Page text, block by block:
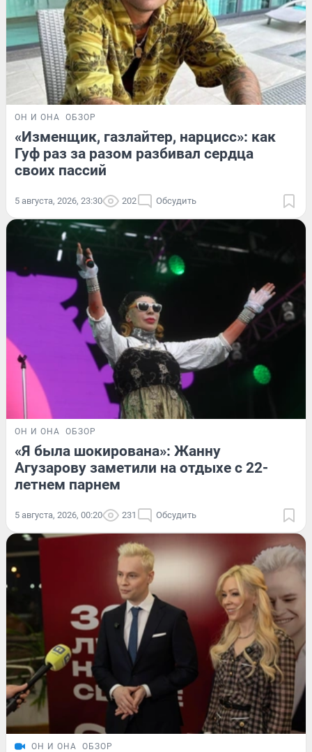
ОН И ОНА ОБЗОР
«Изменщик, газлайтер, нарцисс»: как
Гуф раз за разом разбивал сердца
своих пассий
5 августа, 2026, 23:30 202 Обсудить
ОН И ОНА ОБЗОР
«Я была шокирована»: Жанну
Агузарову заметили на отдыхе с 22-
летнем парнем
5 августа, 2026, 00:20 231 Обсудить
ОН И ОНА ОБЗОР